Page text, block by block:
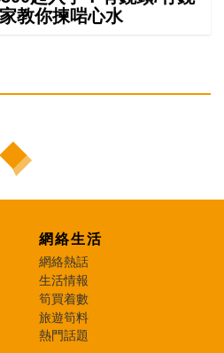
教你揀啱心水
網絡生活
網絡熱話
生活情報
筍買着數
旅遊筍料
熱門話題